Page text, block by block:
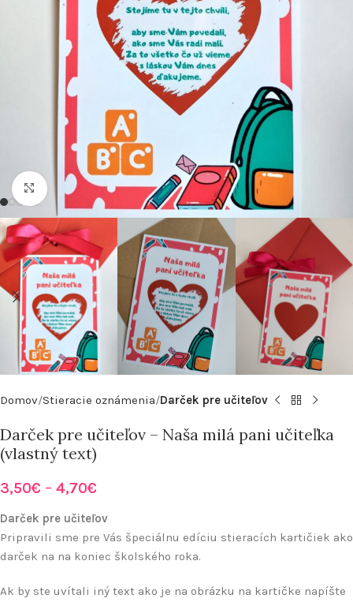
Click to enlarge
Domov Stieracie oznámenia Darček pre učiteľov
Darček pre učiteľov – Naša milá pani učiteľka
(vlastný text)
3,50€ – 4,70€
Darček pre učiteľov
Pripravili sme pre Vás špeciálnu edíciu stieracích kartičiek ako
darček na na koniec školského roka.
Ak by ste uvítali iný text ako je na obrázku na kartičke napíšte